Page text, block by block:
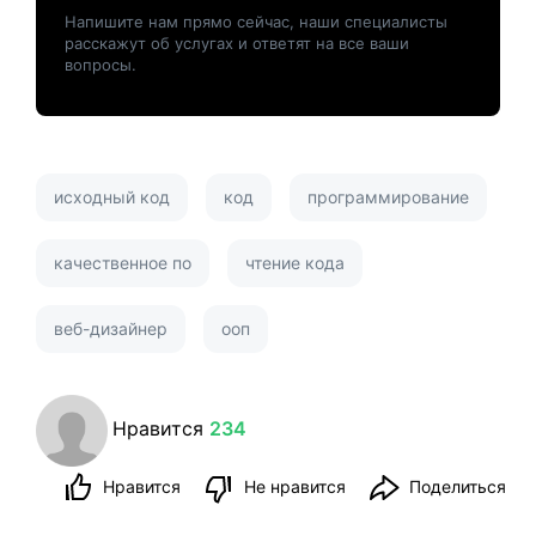
Напишите нам прямо сейчас, наши специалисты
расскажут об услугах и ответят на все ваши
вопросы.
исходный код код программирование
качественное по чтение кода
веб-дизайнер ооп
Нравится 234
Нравится Не нравится Поделиться